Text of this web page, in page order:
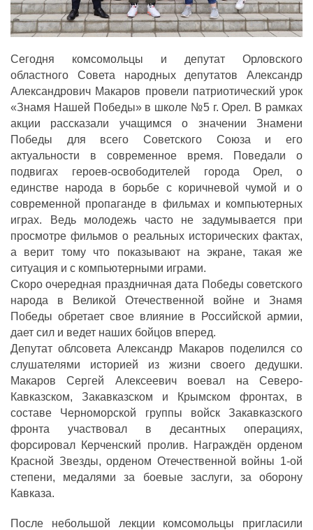
8 (4862) 22-33-44
8 (4862) 77-88-99
Вход Регистрация
Сегодня комсомольцы и депутат Орловского
областного Совета народных депутатов Александр
Александрович Макаров провели патриотический урок
«Знамя Нашей Победы» в школе №5 г. Орел. В рамках
акции рассказали учащимся о значении Знамени
Победы для всего Советского Союза и его
актуальности в современное время. Поведали о
подвигах героев-освободителей города Орел, о
единстве народа в борьбе с коричневой чумой и о
современной пропаганде в фильмах и компьютерных
играх. Ведь молодежь часто не задумывается при
просмотре фильмов о реальных исторических фактах,
а верит тому что показывают на экране, такая же
ситуация и с компьютерными играми.
Скоро очередная праздничная дата Победы советского
народа в Великой Отечественной войне и Знамя
Победы обретает свое влияние в Российской армии,
дает сил и ведет наших бойцов вперед.
Депутат облсовета Александр Макаров поделился со
слушателями историей из жизни своего дедушки.
Макаров Сергей Алексеевич воевал на Северо-
Кавказском, Закавказском и Крымском фронтах, в
составе Черноморской группы войск Закавказского
фронта участвовал в десантных операциях,
форсировал Керченский пролив. Награждён орденом
Красной Звезды, орденом Отечественной войны 1-ой
степени, медалями за боевые заслуги, за оборону
Кавказа.
После небольшой лекции комсомольцы пригласили